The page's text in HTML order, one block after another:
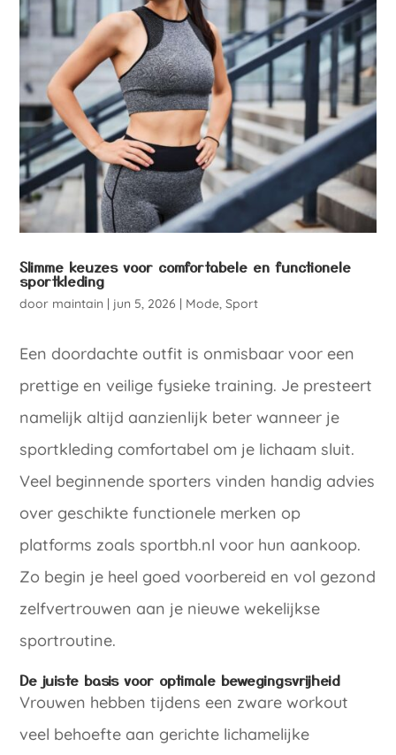
Slimme keuzes voor comfortabele en functionele
sportkleding
door maintain jun 5, 2026 Mode,Sport
Een doordachte outfit is onmisbaar voor een
prettige en veilige fysieke training. Je presteert
namelijk altijd aanzienlijk beter wanneer je
sportkleding comfortabel om je lichaam sluit.
Veel beginnende sporters vinden handig advies
over geschikte functionele merken op
platforms zoals sportbh.nl voor hun aankoop.
Zo begin je heel goed voorbereid en vol gezond
zelfvertrouwen aan je nieuwe wekelijkse
sportroutine.
De juiste basis voor optimale bewegingsvrijheid
Vrouwen hebben tijdens een zware workout
veel behoefte aan gerichte lichamelijke